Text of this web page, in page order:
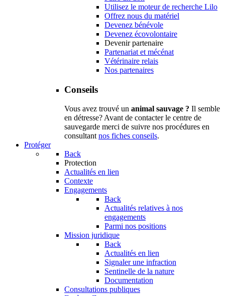
Utilisez le moteur de recherche Lilo
Offrez nous du matériel
Devenez bénévole
Devenez écovolontaire
Devenir partenaire
Partenariat et mécénat
Vétérinaire relais
Nos partenaires
Conseils
Vous avez trouvé un animal sauvage ? Il semble
en détresse? Avant de contacter le centre de
sauvegarde merci de suivre nos procédures en
consultantnos fiches conseils.
Protéger
Back
Protection
Actualités en lien
Contexte
Engagements
Back
Actualités relatives à nos
engagements
Parmi nos positions
Mission juridique
Back
Actualités en lien
Signaler une infraction
Sentinelle de la nature
Documentation
Consultations publiques